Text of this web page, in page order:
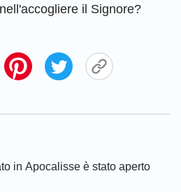
il Signore?
in Apocalisse è stato aperto